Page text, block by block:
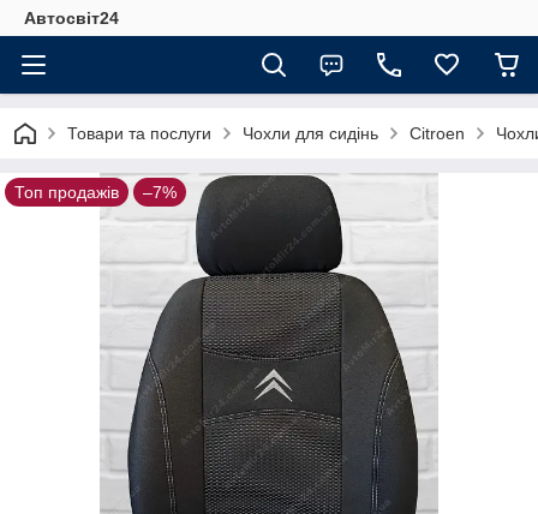
Автосвіт24
Товари та послуги Чохли для сидінь Citroen
Топ продажів –7%